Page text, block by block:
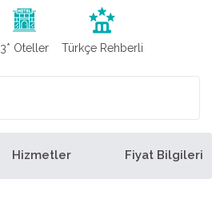
3* Oteller Türkçe Rehberli
Hizmetler Fiyat Bilgileri